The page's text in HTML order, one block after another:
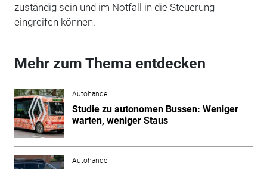
zuständig sein und im Notfall in die Steuerung
eingreifen können.
Mehr zum Thema entdecken
Autohandel
Studie zu autonomen Bussen: Weniger
warten, weniger Staus
Autohandel